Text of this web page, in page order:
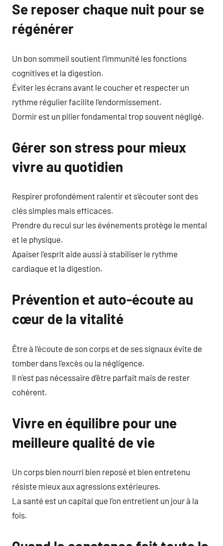
Se reposer chaque nuit pour se
régénérer
Un bon sommeil soutient l’immunité les fonctions
cognitives et la digestion.
Éviter les écrans avant le coucher et respecter un
rythme régulier facilite l’endormissement.
Dormir est un pilier fondamental trop souvent négligé.
Gérer son stress pour mieux
vivre au quotidien
Respirer profondément ralentir et s’écouter sont des
clés simples mais efficaces.
Prendre du recul sur les événements protège le mental
et le physique.
Apaiser l’esprit aide aussi à stabiliser le rythme
cardiaque et la digestion.
Prévention et auto-écoute au
cœur de la vitalité
Être à l’écoute de son corps et de ses signaux évite de
tomber dans l’excès ou la négligence.
Il n’est pas nécessaire d’être parfait mais de rester
cohérent.
Vivre en équilibre pour une
meilleure qualité de vie
Un corps bien nourri bien reposé et bien entretenu
résiste mieux aux agressions extérieures.
La santé est un capital que l’on entretient un jour à la
fois.